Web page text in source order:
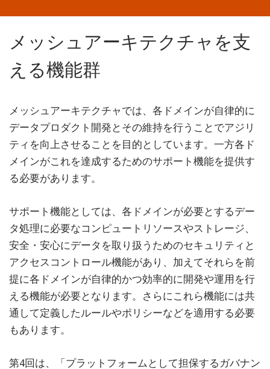
メッシュアーキテクチャを支
える機能群
メッシュアーキテクチャでは、各ドメインが自律的に
データプロダクト開発とその維持を行うことでアジリ
ティを向上させることを目的としています。一方各ド
メインがこれを達成するためのサポート機能を提供す
る必要があります。
サポート機能としては、各ドメインが必要とするデー
タ処理に必要なコンピュートリソースやストレージ、
安全・安心にデータを取り扱うためのセキュリティと
アクセスコントロール機能があり、加えてそれらを前
提に各ドメインが自律的かつ効率的に開発や運用を行
える機能が必要となります。さらにこれら機能には共
通して定義したルールやポリシーなどを適用する必要
もあります。
第4回は、「プラットフォームとして担保するガバナン